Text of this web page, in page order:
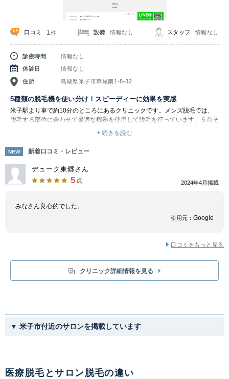
口コミ 1 件 設備 情報なし スタッフ 情報なし
診療時間
情報なし
休診日
情報なし
住所 鳥取県米子市車尾南1-8-32
5種類の脱毛機を使い分け！スピーディーに効果を実感
米子駅より車で約10分のところにあるクリニックです。メンズ脱毛では、
脱毛する部位に合わせて最適な機器を使用して脱毛を行っています。５台そ
れぞれ異なる特徴があるため、一人ひとりに合わせた使い分けが実現しま
「Elite iQ」は、Cynosure社の最新脱毛機です。アレキサンドライトレーザ
ーとYAGレーザーを搭載した装置で、幅広い毛質に対応できます。
「Soprano ICE Platinum」は蓄熱式ダイオードレーザーです。痛みが少な
く肌に優しいため、男性のヒゲや小学生の方にも負担が少なく使用できま
す。
ヒゲなどの部位には適していないため、脱毛部位によっては他の脱毛機との
併用も提案してもらえます。
「GentleLASE Pro」は、アレキサンドライトレーザーとYAGレーザーを搭
それぞれに違った強みがあるため、ぜひカウンセリングで最適な脱毛機を提
「SPLENDOR X」は「アレキサンドライトレーザー」と「YAGレーザー」
の2波長同時照射にて幅広い毛質・肌質に対応し、さらに連続照射が可能で
+ 続きを読む
NEW 新着口コミ・レビュー
デューク東郷さん
5 点 2024年4月掲載
みなさん良心的でした。
引用元： Google
口コミをもっと見る
クリニック詳細情報を見る
▼ 米子市付近のサロンを掲載しています
医療脱毛とサロン脱毛の違い